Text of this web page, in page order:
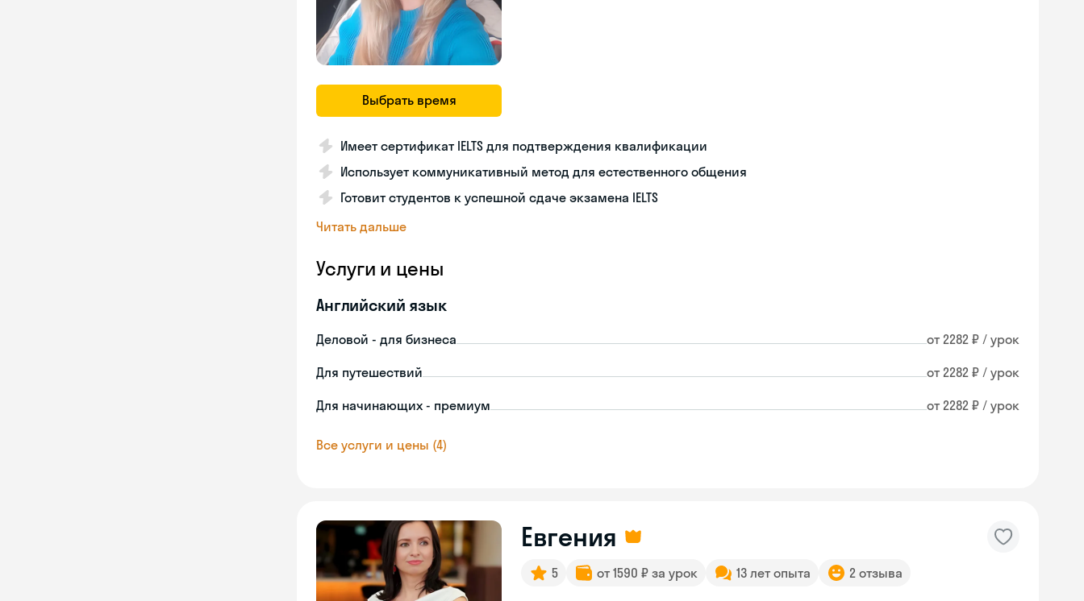
Выбрать время
Имеет сертификат IELTS для подтверждения квалификации
Использует коммуникативный метод для естественного общения
Готовит студентов к успешной сдаче экзамена IELTS
Читать дальше
Услуги и цены
Английский язык
Деловой - для бизнеса от 2282 ₽ / урок
Для путешествий от 2282 ₽ / урок
Для начинающих - премиум от 2282 ₽ / урок
Все услуги и цены (4)
Евгения
5 от 1590 ₽ за урок 13 лет опыта 2 отзыва
Skyeng Chat